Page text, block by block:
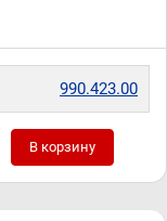
990.423.00
В корзину